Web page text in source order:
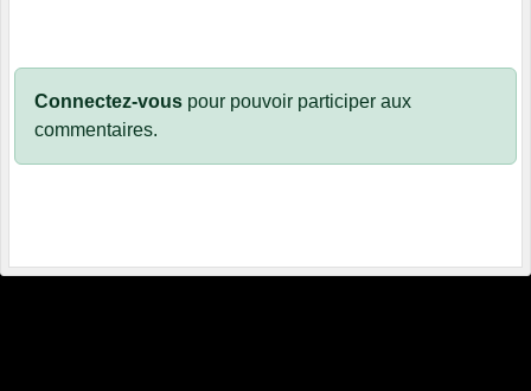
Connectez-vous pour pouvoir participer aux
commentaires.